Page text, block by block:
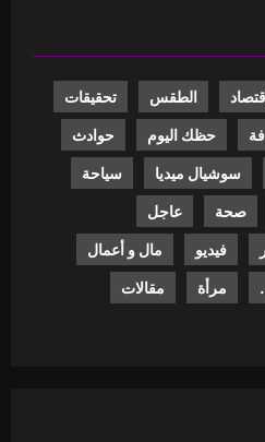
الطقس تحقيقات
حظك اليوم حوادث
سوشيال ميديا سياحة
صحة عاجل
فيديو مال و أعمال
مرأة مقالات